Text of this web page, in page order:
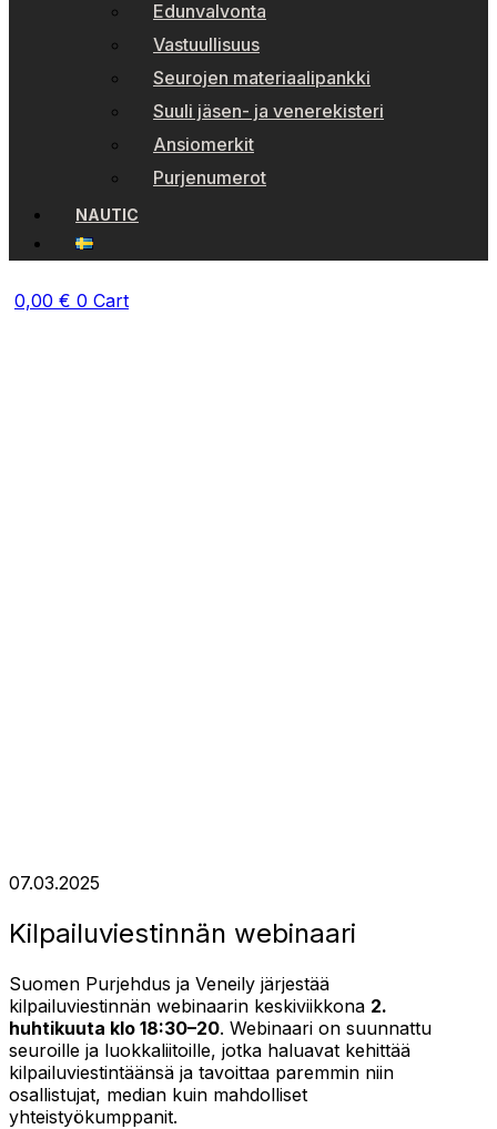
Edunvalvonta
Vastuullisuus
Seurojen materiaalipankki
Suuli jäsen- ja venerekisteri
Ansiomerkit
Purjenumerot
NAUTIC
0,00 € 0 Cart
07.03.2025
Kilpailuviestinnän webinaari
Suomen Purjehdus ja Veneily järjestää
kilpailuviestinnän webinaarin keskiviikkona 2.
huhtikuuta klo 18:30–20. Webinaari on suunnattu
seuroille ja luokkaliitoille, jotka haluavat kehittää
kilpailuviestintäänsä ja tavoittaa paremmin niin
osallistujat, median kuin mahdolliset
yhteistyökumppanit.